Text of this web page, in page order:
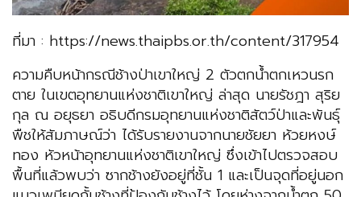
ที่มา : https://news.thaipbs.or.th/content/317954
ความคืบหน้ากรณีช้างป่าเขาใหญ่ 2 ตัวตกน้ำตกเหวนรก
ตาย ในเขตอุทยานแห่งชาติเขาใหญ่ ล่าสุด นายรัชฎา สุริย
กุล ณ อยุธยา อธิบดีกรมอุทยานแห่งชาติสัตว์ป่าและพันธุ์
พืชให้สัมภาษณ์ว่า ได้รับรายงานจากนายชัยยา ห้วยหงษ์
ทอง หัวหน้าอุทยานแห่งชาติเขาใหญ่ ซึ่งเข้าไปตรวจสอบ
พื้นที่แล้วพบว่า ซากช้างยังอยู่ที่ชั้น 1 และเป็นจุดที่อยู่นอก